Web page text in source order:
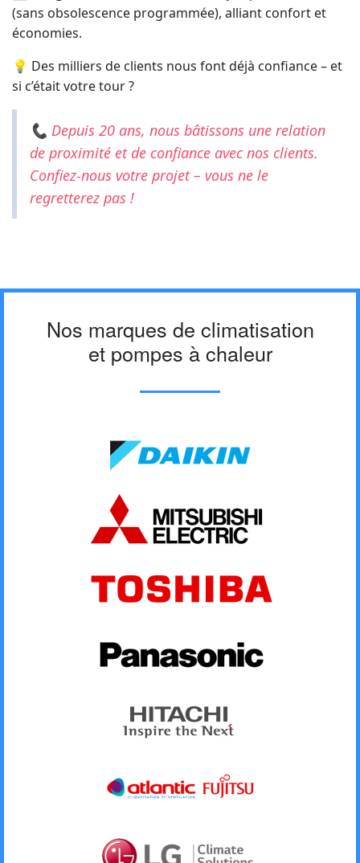
(sans obsolescence programmée), alliant confort et
économies.
💡 Des milliers de clients nous font déjà confiance – et
si c’était votre tour ?
📞 Depuis 20 ans, nous bâtissons une relation
de proximité et de confiance avec nos clients.
Confiez-nous votre projet – vous ne le
regretterez pas !
Nos marques de climatisation
et pompes à chaleur